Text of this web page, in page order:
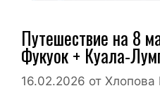
Путешествие на 8
Фукуок + Куала-
16.02.2026 от Хлопова